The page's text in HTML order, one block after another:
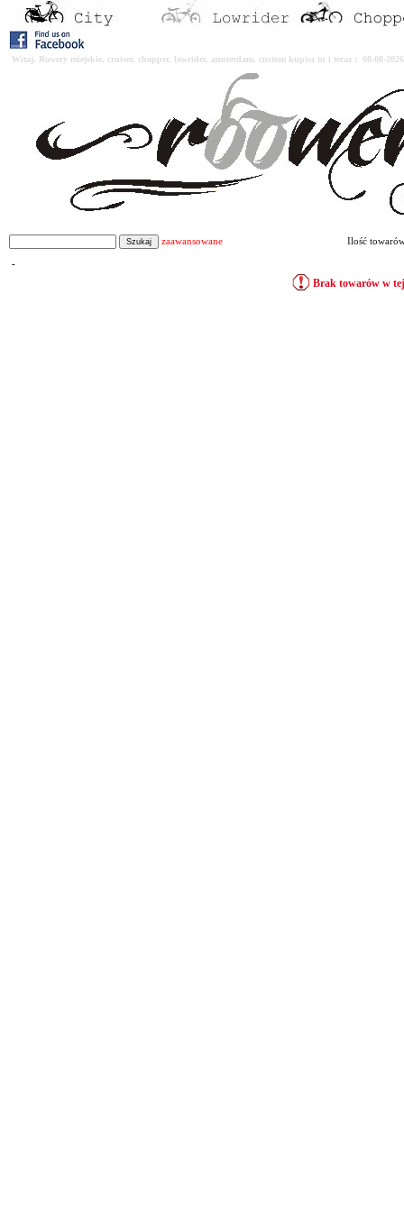
Witaj. Rowery miejskie, cruiser, chopper, lowrider, amsterdam, custom kupisz tu i teraz : 08-08-
zaawansowane Ilość
-
Brak towarów w